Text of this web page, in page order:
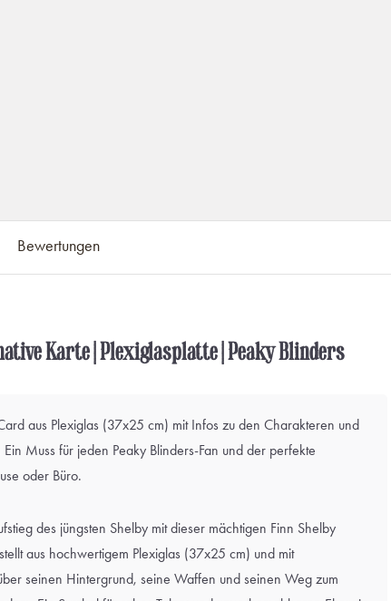
Bewertungen
Karte | Plexiglasplatte | Peaky Blinders
aus Plexiglas (37x25 cm) mit Infos zu den Charakteren und
Ein Muss für jeden Peaky Blinders-Fan und der perfekte
oder Büro.
des jüngsten Shelby mit dieser mächtigen Finn Shelby
aus hochwertigem Plexiglas (37x25 cm) und mit
seinen Hintergrund, seine Waffen und seinen Weg zum